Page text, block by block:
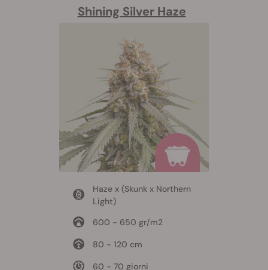
Shining Silver Haze
Haze x (Skunk x Northern
Light)
600 - 650 gr/m2
80 - 120 cm
60 - 70 giorni